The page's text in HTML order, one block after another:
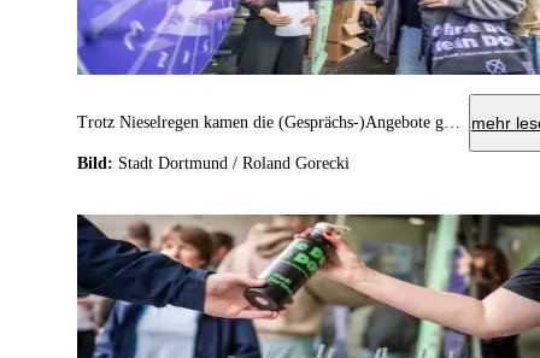
Trotz Nieselregen kamen die (Gesprächs-)Angebote gut bei den Schüler*innen des Fritz-Henßler-Berufskollegs an. mehr
Bild: Stadt Dortmund / Roland Gorecki